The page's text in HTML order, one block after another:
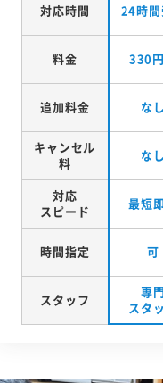
対応時間 24時間
料金 330
追加料金 なし
キャンセル
料
なし
対応
スピード
最短
時間指定 可
スタッフ
専門
スタ